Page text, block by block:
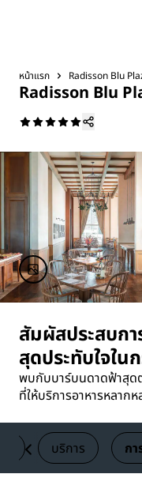
หน้าแรก Radisson Blu
Radisson Blu
สัมผัสประสบก
สุดประทับใจใน
พบกับบาร์บนดาดฟ้าสุดต
ที่ให้บริการอาหารหลาก
บริการ กา